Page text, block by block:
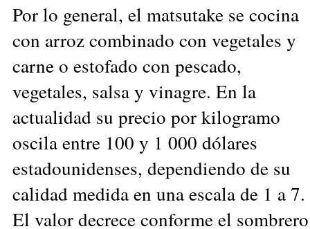
Por lo general, el matsutake se cocina
con arroz combinado con vegetales y
carne o estofado con pescado,
vegetales, salsa y vinagre. En la
actualidad su precio por kilogramo
oscila entre 100 y 1 000 dólares
estadounidenses, dependiendo de su
calidad medida en una escala de 1 a 7.
El valor decrece conforme el sombrero